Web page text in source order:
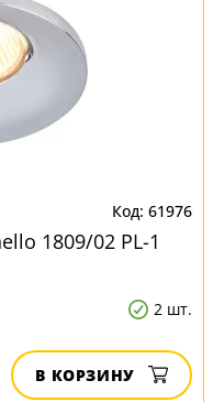
61976
1809/02 PL-1
2 шт.
В КОРЗИНУ